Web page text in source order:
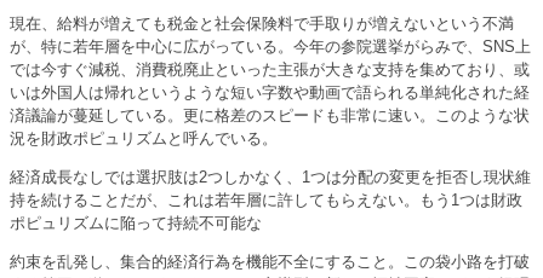
現在、給料が増えても税金と社会保険料で手取りが増えないという不満
が、特に若年層を中心に広がっている。今年の参院選挙がらみで、SNS上
では今すぐ減税、消費税廃止といった主張が大きな支持を集めており、或
いは外国人は帰れというような短い字数や動画で語られる単純化された経
済議論が蔓延している。更に格差のスピードも非常に速い。このような状
況を財政ポピュリズムと呼んでいる。
経済成長なしでは選択肢は2つしかなく、1つは分配の変更を拒否し現状維
持を続けることだが、これは若年層に許してもらえない。もう1つは財政
ポピュリズムに陥って持続不可能な
約束を乱発し、集合的経済行為を機能不全にすること。この袋小路を打破